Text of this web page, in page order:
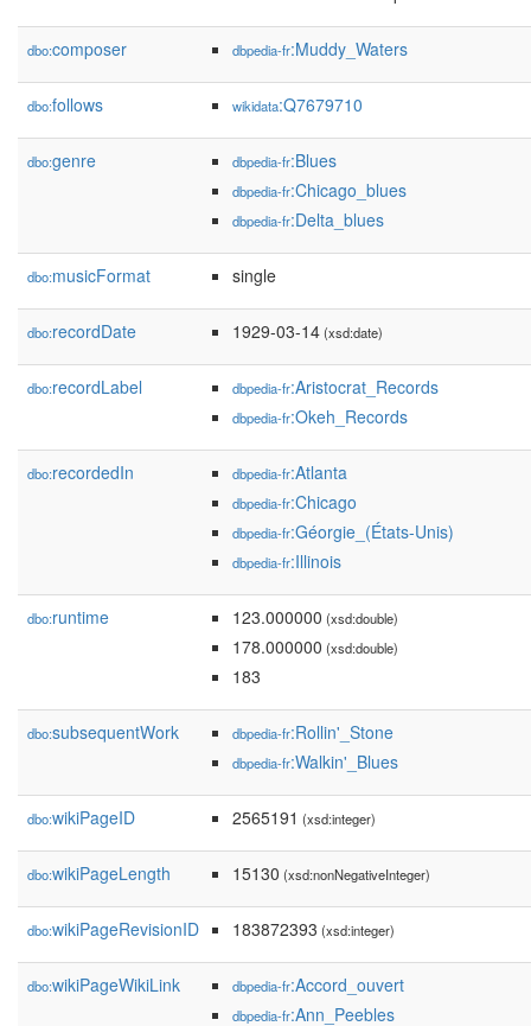
dbo:composer dbpedia-fr:Muddy_Waters
dbo:follows wikidata:Q7679710
dbo:genre dbpedia-fr:Blues
dbpedia-fr:Chicago_blues
dbpedia-fr:Delta_blues
dbo:musicFormat single
dbo:recordDate 1929-03-14(xsd:date)
dbo:recordLabel dbpedia-fr:Aristocrat_Records
dbpedia-fr:Okeh_Records
dbo:recordedIn dbpedia-fr:Atlanta
dbpedia-fr:Chicago
dbpedia-fr:Géorgie_(États-Unis)
dbpedia-fr:Illinois
dbo:runtime 123.000000 (xsd:double)
178.000000 (xsd:double)
183
dbo:subsequentWork dbpedia-fr:Rollin'_Stone
dbpedia-fr:Walkin'_Blues
dbo:wikiPageID 2565191 (xsd:integer)
dbo:wikiPageLength 15130 (xsd:nonNegativeInteger)
dbo:wikiPageRevisionID 183872393 (xsd:integer)
dbo:wikiPageWikiLink dbpedia-fr:Accord_ouvert
dbpedia-fr:Ann_Peebles